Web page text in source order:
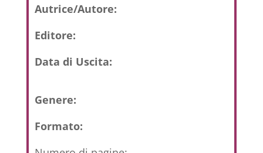
Autrice/Autore:
Editore:
Data di Uscita:
Genere:
Formato: